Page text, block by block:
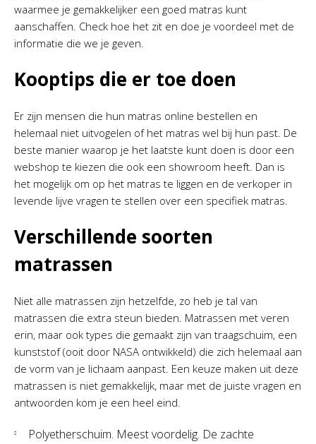
waarmee je gemakkelijker een goed matras kunt
aanschaffen. Check hoe het zit en doe je voordeel met de
informatie die we je geven.
Kooptips die er toe doen
Er zijn mensen die hun matras online bestellen en
helemaal niet uitvogelen of het matras wel bij hun past. De
beste manier waarop je het laatste kunt doen is door een
webshop te kiezen die ook een showroom heeft. Dan is
het mogelijk om op het matras te liggen en de verkoper in
levende lijve vragen te stellen over een specifiek matras.
Verschillende soorten
matrassen
Niet alle matrassen zijn hetzelfde, zo heb je tal van
matrassen die extra steun bieden. Matrassen met veren
erin, maar ook types die gemaakt zijn van traagschuim, een
kunststof (ooit door NASA ontwikkeld) die zich helemaal aan
de vorm van je lichaam aanpast. Een keuze maken uit deze
matrassen is niet gemakkelijk, maar met de juiste vragen en
antwoorden kom je een heel eind.
Polyetherschuim. Meest voordelig. De zachte